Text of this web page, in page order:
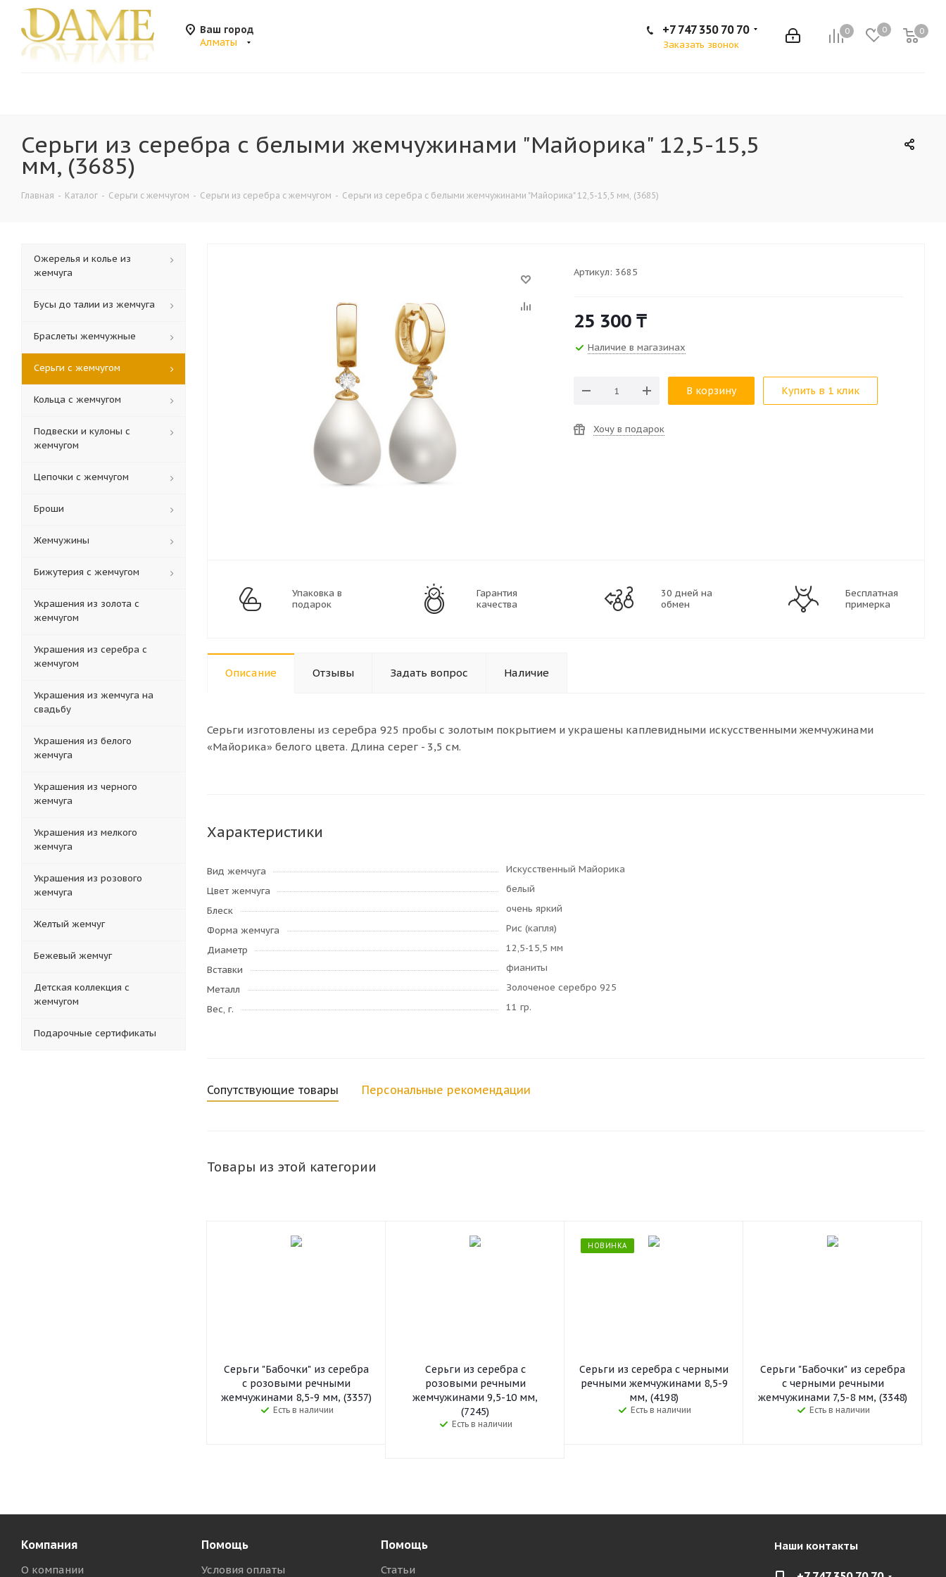
Ваш город
Алматы
0 0 0
+7 747 350 70 70
Заказать звонок
Серьги из серебра с белыми жемчужинами "Майорика" 12,5-15,5
мм, (3685)
Главная - Каталог - Серьги с жемчугом - Серьги из серебра с жемчугом - Серьги из серебра с белыми жемчужинами "Майорика" 12,5-15,5 мм, (3685)
Артикул: 3685
25 300 ₸
Наличие в магазинах
В корзину Купить в 1 клик
Хочу в подарок
Упаковка в
подарок
Гарантия
качества
30 дней на
обмен
Бесплатная
примерка
Описание Отзывы Задать вопрос Наличие
Серьги изготовлены из серебра 925 пробы с золотым покрытием и украшены каплевидными искусственными жемчужинами
«Майорика» белого цвета. Длина серег - 3,5 см.
Характеристики
Вид жемчуга
Искусственный Майорика
Цвет жемчуга
белый
Блеск
очень яркий
Форма жемчуга
Рис (капля)
Диаметр
12,5-15,5 мм
Вставки
фианиты
Металл
Золоченое серебро 925
Вес, г.
11 гр.
Сопутствующие товары Персональные рекомендации
Товары из этой категории
Серьги "Бабочки" из серебра
с розовыми речными
жемчужинами 8,5-9 мм, (3357)
Есть в наличии
Серьги из серебра с
розовыми речными
жемчужинами 9,5-10 мм,
(7245)
Есть в наличии
НОВИНКА
Серьги из серебра с черными
речными жемчужинами 8,5-9
мм, (4198)
Есть в наличии
Серьги "Бабочки" из серебра
с черными речными
жемчужинами 7,5-8 мм, (3348)
Есть в наличии
Ожерелья и колье из
жемчуга
Бусы до талии из жемчуга
Браслеты жемчужные
Серьги с жемчугом
Кольца c жемчугом
Подвески и кулоны с
жемчугом
Цепочки с жемчугом
Броши
Жемчужины
Бижутерия с жемчугом
Украшения из золота с
жемчугом
Украшения из серебра с
жемчугом
Украшения из жемчуга на
свадьбу
Украшения из белого
жемчуга
Украшения из черного
жемчуга
Украшения из мелкого
жемчуга
Украшения из розового
жемчуга
Желтый жемчуг
Бежевый жемчуг
Детская коллекция с
жемчугом
Подарочные сертификаты
Компания
О компании
Помощь
Условия оплаты
Помощь
Статьи
Наши контакты